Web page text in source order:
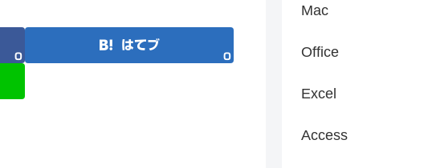
0
はてブ
0
Mac
Office
Excel
Access